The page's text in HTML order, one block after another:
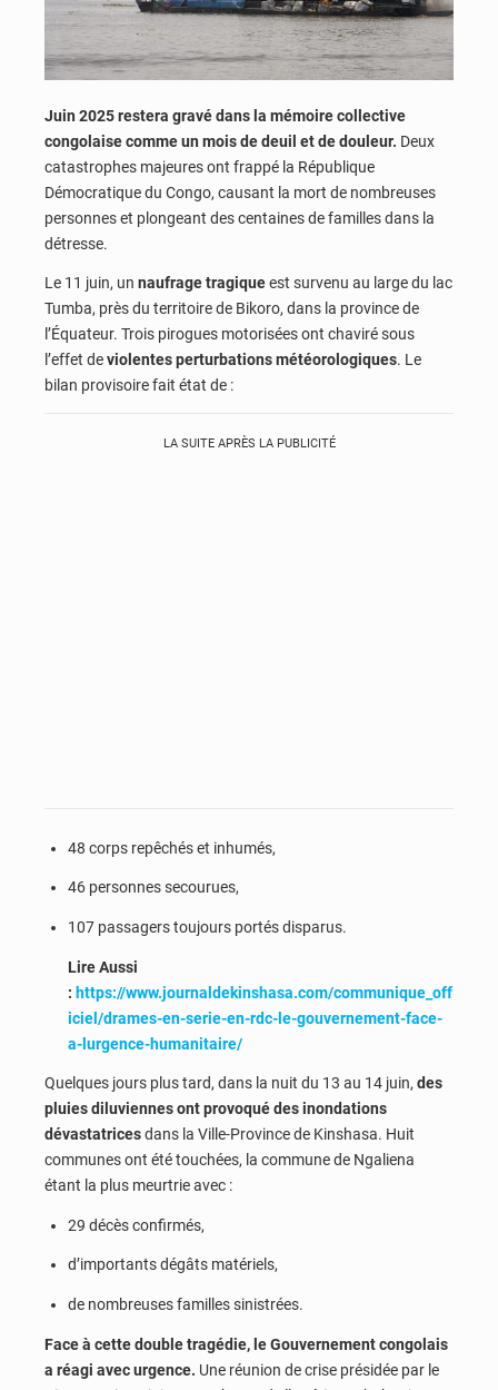
Juin 2025 restera gravé dans la mémoire collective
congolaise comme un mois de deuil et de douleur. Deux
catastrophes majeures ont frappé la République
Démocratique du Congo, causant la mort de nombreuses
personnes et plongeant des centaines de familles dans la
détresse.
Le 11 juin, un naufrage tragiqueest survenu au large du lac
Tumba, près du territoire de Bikoro, dans la province de
l’Équateur. Trois pirogues motorisées ont chaviré sous
l’effet deviolentes perturbations météorologiques. Le
bilan provisoire fait état de :
LA SUITE APRÈS LA PUBLICITÉ
48 corps repêchés et inhumés,
46 personnes secourues,
107 passagers toujours portés disparus.
Lire Aussi
: https://www.journaldekinshasa.com/communique_off
iciel/drames-en-serie-en-rdc-le-gouvernement-face-
a-lurgence-humanitaire/
Quelques jours plus tard, dans la nuit du 13 au 14 juin, des
pluies diluviennes ont provoqué des inondations
dévastatricesdans la Ville-Province de Kinshasa. Huit
communes ont été touchées, la commune de Ngaliena
étant la plus meurtrie avec :
29 décès confirmés,
d’importants dégâts matériels,
de nombreuses familles sinistrées.
Face à cette double tragédie, le Gouvernement congolais
a réagi avec urgence. Une réunion de crise présidée par le